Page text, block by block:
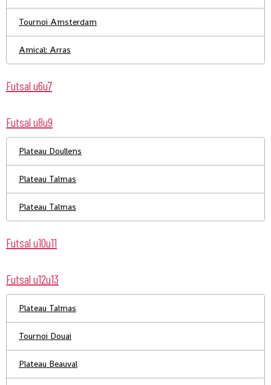
Tournoi Amsterdam
Amical: Arras
Futsal u6u7
Futsal u8u9
Plateau Doullens
Plateau Talmas
Plateau Talmas
Futsal u10u11
Futsal u12u13
Plateau Talmas
Tournoi Douai
Plateau Beauval